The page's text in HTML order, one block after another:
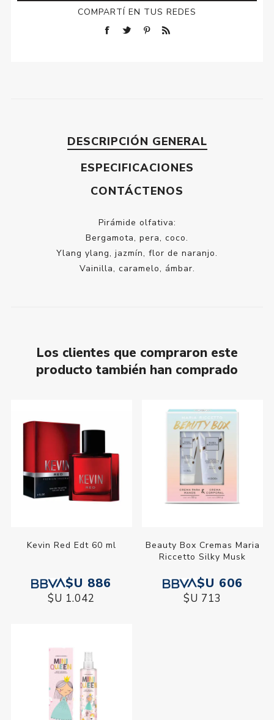
COMPARTÍ EN TUS REDES
DESCRIPCIÓN GENERAL
ESPECIFICACIONES
CONTÁCTENOS
Pirámide olfativa:
Bergamota, pera, coco.
Ylang ylang, jazmín, flor de naranjo.
Vainilla, caramelo, ámbar.
Los clientes que compraron este
producto también han comprado
Kevin Red Edt 60 ml
$U 886
$U 1.042
Beauty Box Cremas Maria
Riccetto Silky Musk
$U 606
$U 713